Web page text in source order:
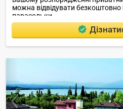
можна відвідувати безкоштовно
парасольки.